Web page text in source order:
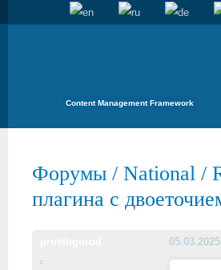
Content Management Framework
Форумы / National /
плагина с